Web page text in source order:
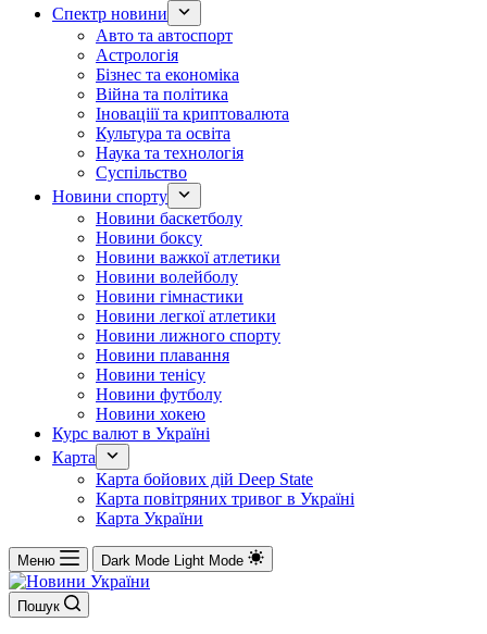
Спектр новини
Авто та автоспорт
Астрологія
Бізнес та економіка
Війна та політика
Іноваціії та криптовалюта
Культура та освіта
Наука та технологія
Суспільство
Новини спорту
Новини баскетболу
Новини боксу
Новини важкої атлетики
Новини волейболу
Новини гімнастики
Новини легкої атлетики
Новини лижного спорту
Новини плавання
Новини тенісу
Новини футболу
Новини хокею
Курс валют в Україні
Карта
Карта бойових дій Deep State
Карта повітряних тривог в Україні
Карта України
Меню Dark Mode Light Mode
Пошук